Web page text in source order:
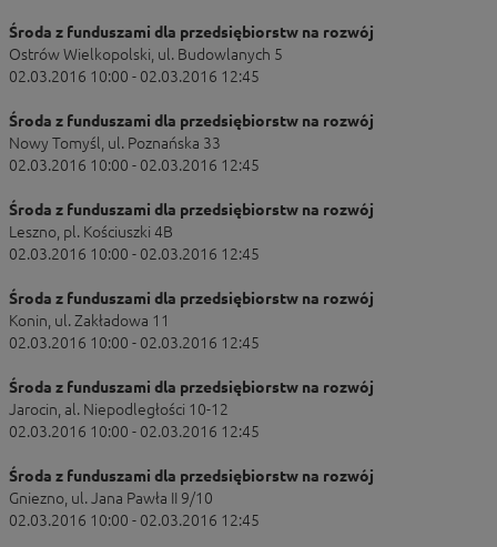
Środa z funduszami dla przedsiębiorstw na rozwój
Ostrów Wielkopolski, ul. Budowlanych 5
02.03.2016 10:00 - 02.03.2016 12:45
Środa z funduszami dla przedsiębiorstw na rozwój
Nowy Tomyśl, ul. Poznańska 33
02.03.2016 10:00 - 02.03.2016 12:45
Środa z funduszami dla przedsiębiorstw na rozwój
Leszno, pl. Kościuszki 4B
02.03.2016 10:00 - 02.03.2016 12:45
Środa z funduszami dla przedsiębiorstw na rozwój
Konin, ul. Zakładowa 11
02.03.2016 10:00 - 02.03.2016 12:45
Środa z funduszami dla przedsiębiorstw na rozwój
Jarocin, al. Niepodległości 10-12
02.03.2016 10:00 - 02.03.2016 12:45
Środa z funduszami dla przedsiębiorstw na rozwój
Gniezno, ul. Jana Pawła II 9/10
02.03.2016 10:00 - 02.03.2016 12:45